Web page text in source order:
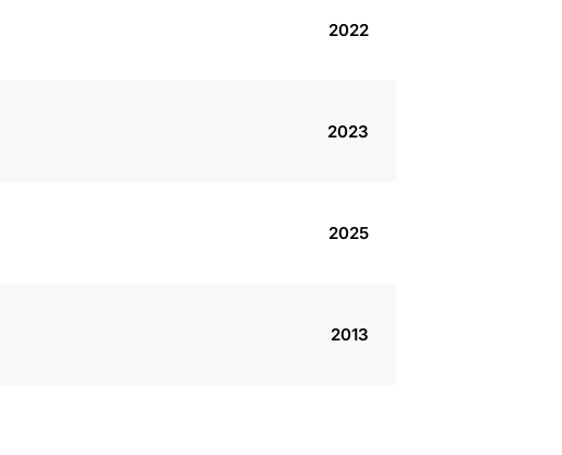
2022
2023
2025
2013